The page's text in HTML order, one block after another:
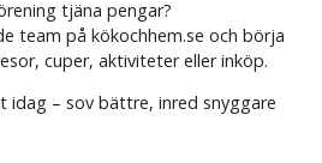
tjäna pengar?
team på kökochhem.se och börja
cuper, aktiviteter eller inköp.
idag – sov bättre, inred snyggare